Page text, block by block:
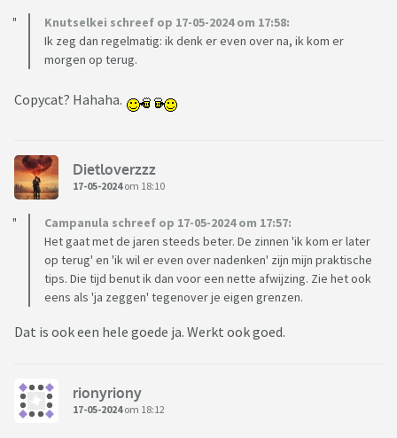
Knutselkei schreef op 17-05-2024 om 17:58:
Ik zeg dan regelmatig: ik denk er even over na, ik kom er
morgen op terug.
Copycat? Hahaha.
Dietloverzzz
17-05-2024om 18:10
Campanula schreef op 17-05-2024 om 17:57:
Het gaat met de jaren steeds beter. De zinnen 'ik kom er later
op terug' en 'ik wil er even over nadenken' zijn mijn praktische
tips. Die tijd benut ik dan voor een nette afwijzing. Zie het ook
eens als 'ja zeggen' tegenover je eigen grenzen.
Dat is ook een hele goede ja. Werkt ook goed.
rionyriony
17-05-2024om 18:12